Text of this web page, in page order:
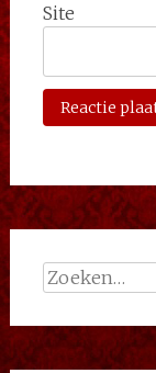
Site
Zoeken